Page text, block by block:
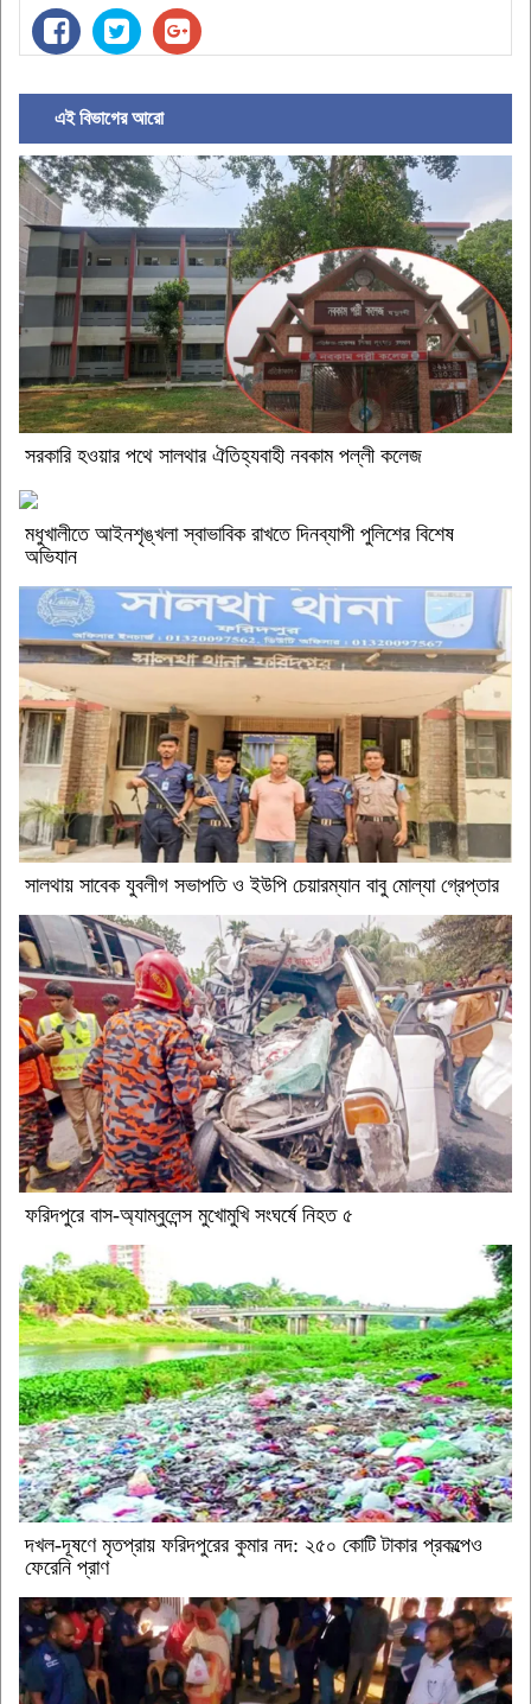
এই বিভাগের আরো
সরকারি হওয়ার পথে সালথার ঐতিহ্যবাহী নবকাম পল্লী কলেজ
মধুখালীতে আইনশৃঙ্খলা স্বাভাবিক রাখতে দিনব্যাপী পুলিশের বিশেষ
অভিযান
সালথায় সাবেক যুবলীগ সভাপতি ও ইউপি চেয়ারম্যান বাবু মোল্যা গ্রেপ্তার
ফরিদপুরে বাস-অ্যাম্বুলেন্স মুখোমুখি সংঘর্ষে নিহত ৫
দখল-দূষণে মৃতপ্রায় ফরিদপুরের কুমার নদ: ২৫০ কোটি টাকার প্রকল্পেও
ফেরেনি প্রাণ